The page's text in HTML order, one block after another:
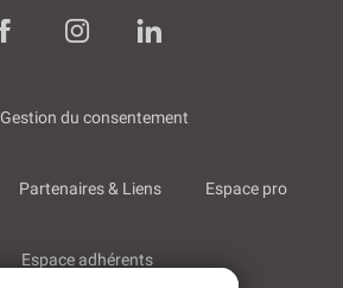
Gestion du consentement
Partenaires & Liens Espace pro
Espace adhérents